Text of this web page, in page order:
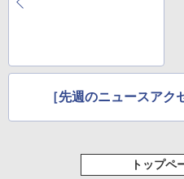
［先週のニュースア
トップペ